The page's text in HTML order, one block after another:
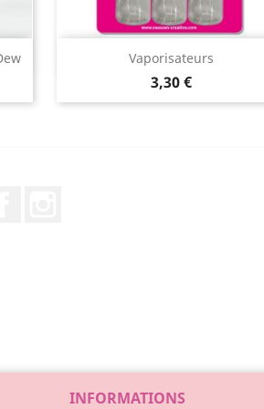
Vaporisateurs
3,30 €
Aperçu rapide
INFORMATIONS